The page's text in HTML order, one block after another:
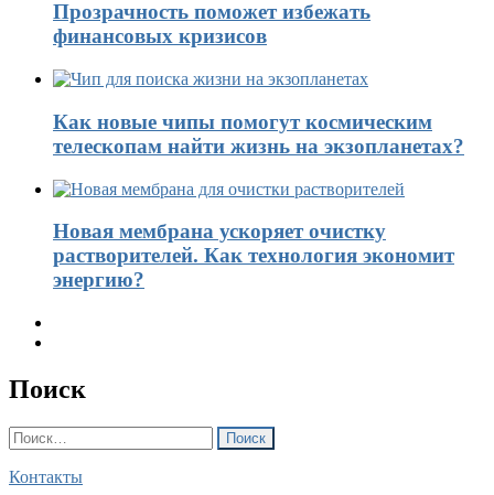
Прозрачность поможет избежать
финансовых кризисов
Как новые чипы помогут космическим
телескопам найти жизнь на экзопланетах?
Новая мембрана ускоряет очистку
растворителей. Как технология экономит
энергию?
Поиск
Найти:
Контакты